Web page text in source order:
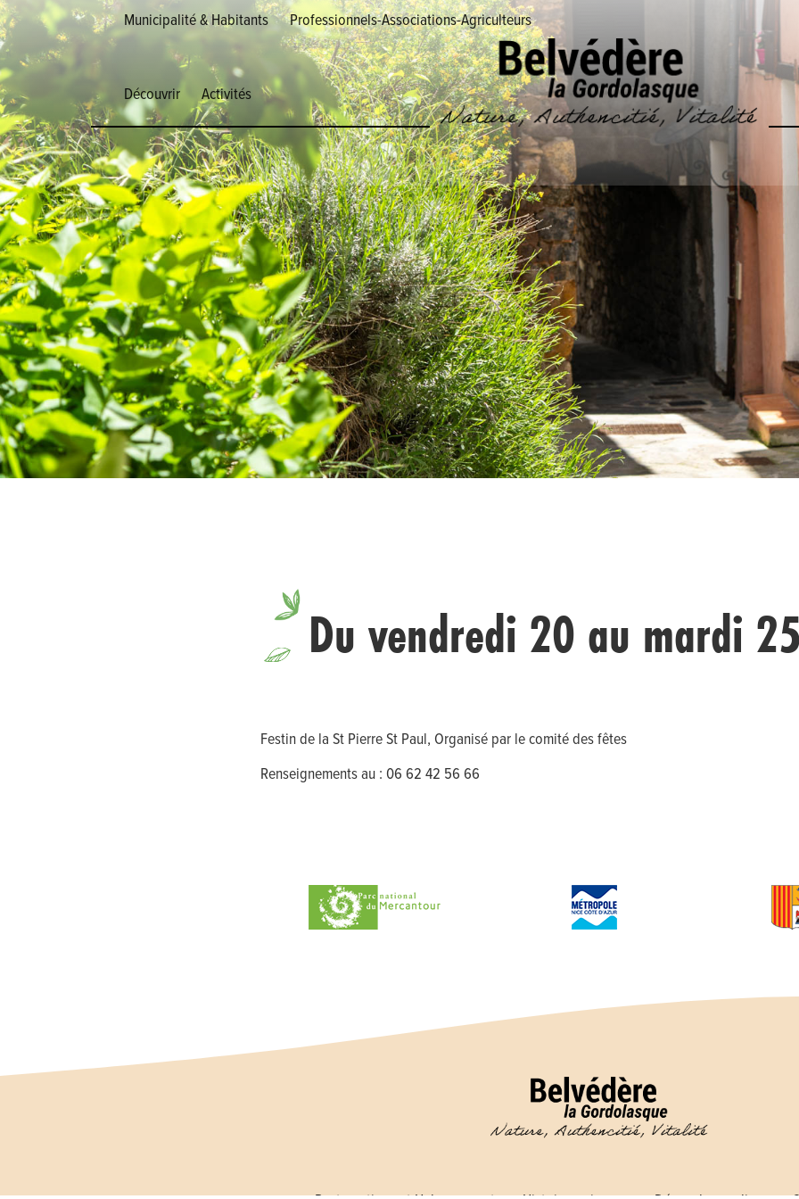
Municipalité & Habitants Professionnels-Associations-Agriculteurs
Découvrir Activités
Du vendredi 20 au mardi
Festin de la St Pierre St Paul, Organisé par le comité des fêtes
Renseignements au : 06 62 42 56 66